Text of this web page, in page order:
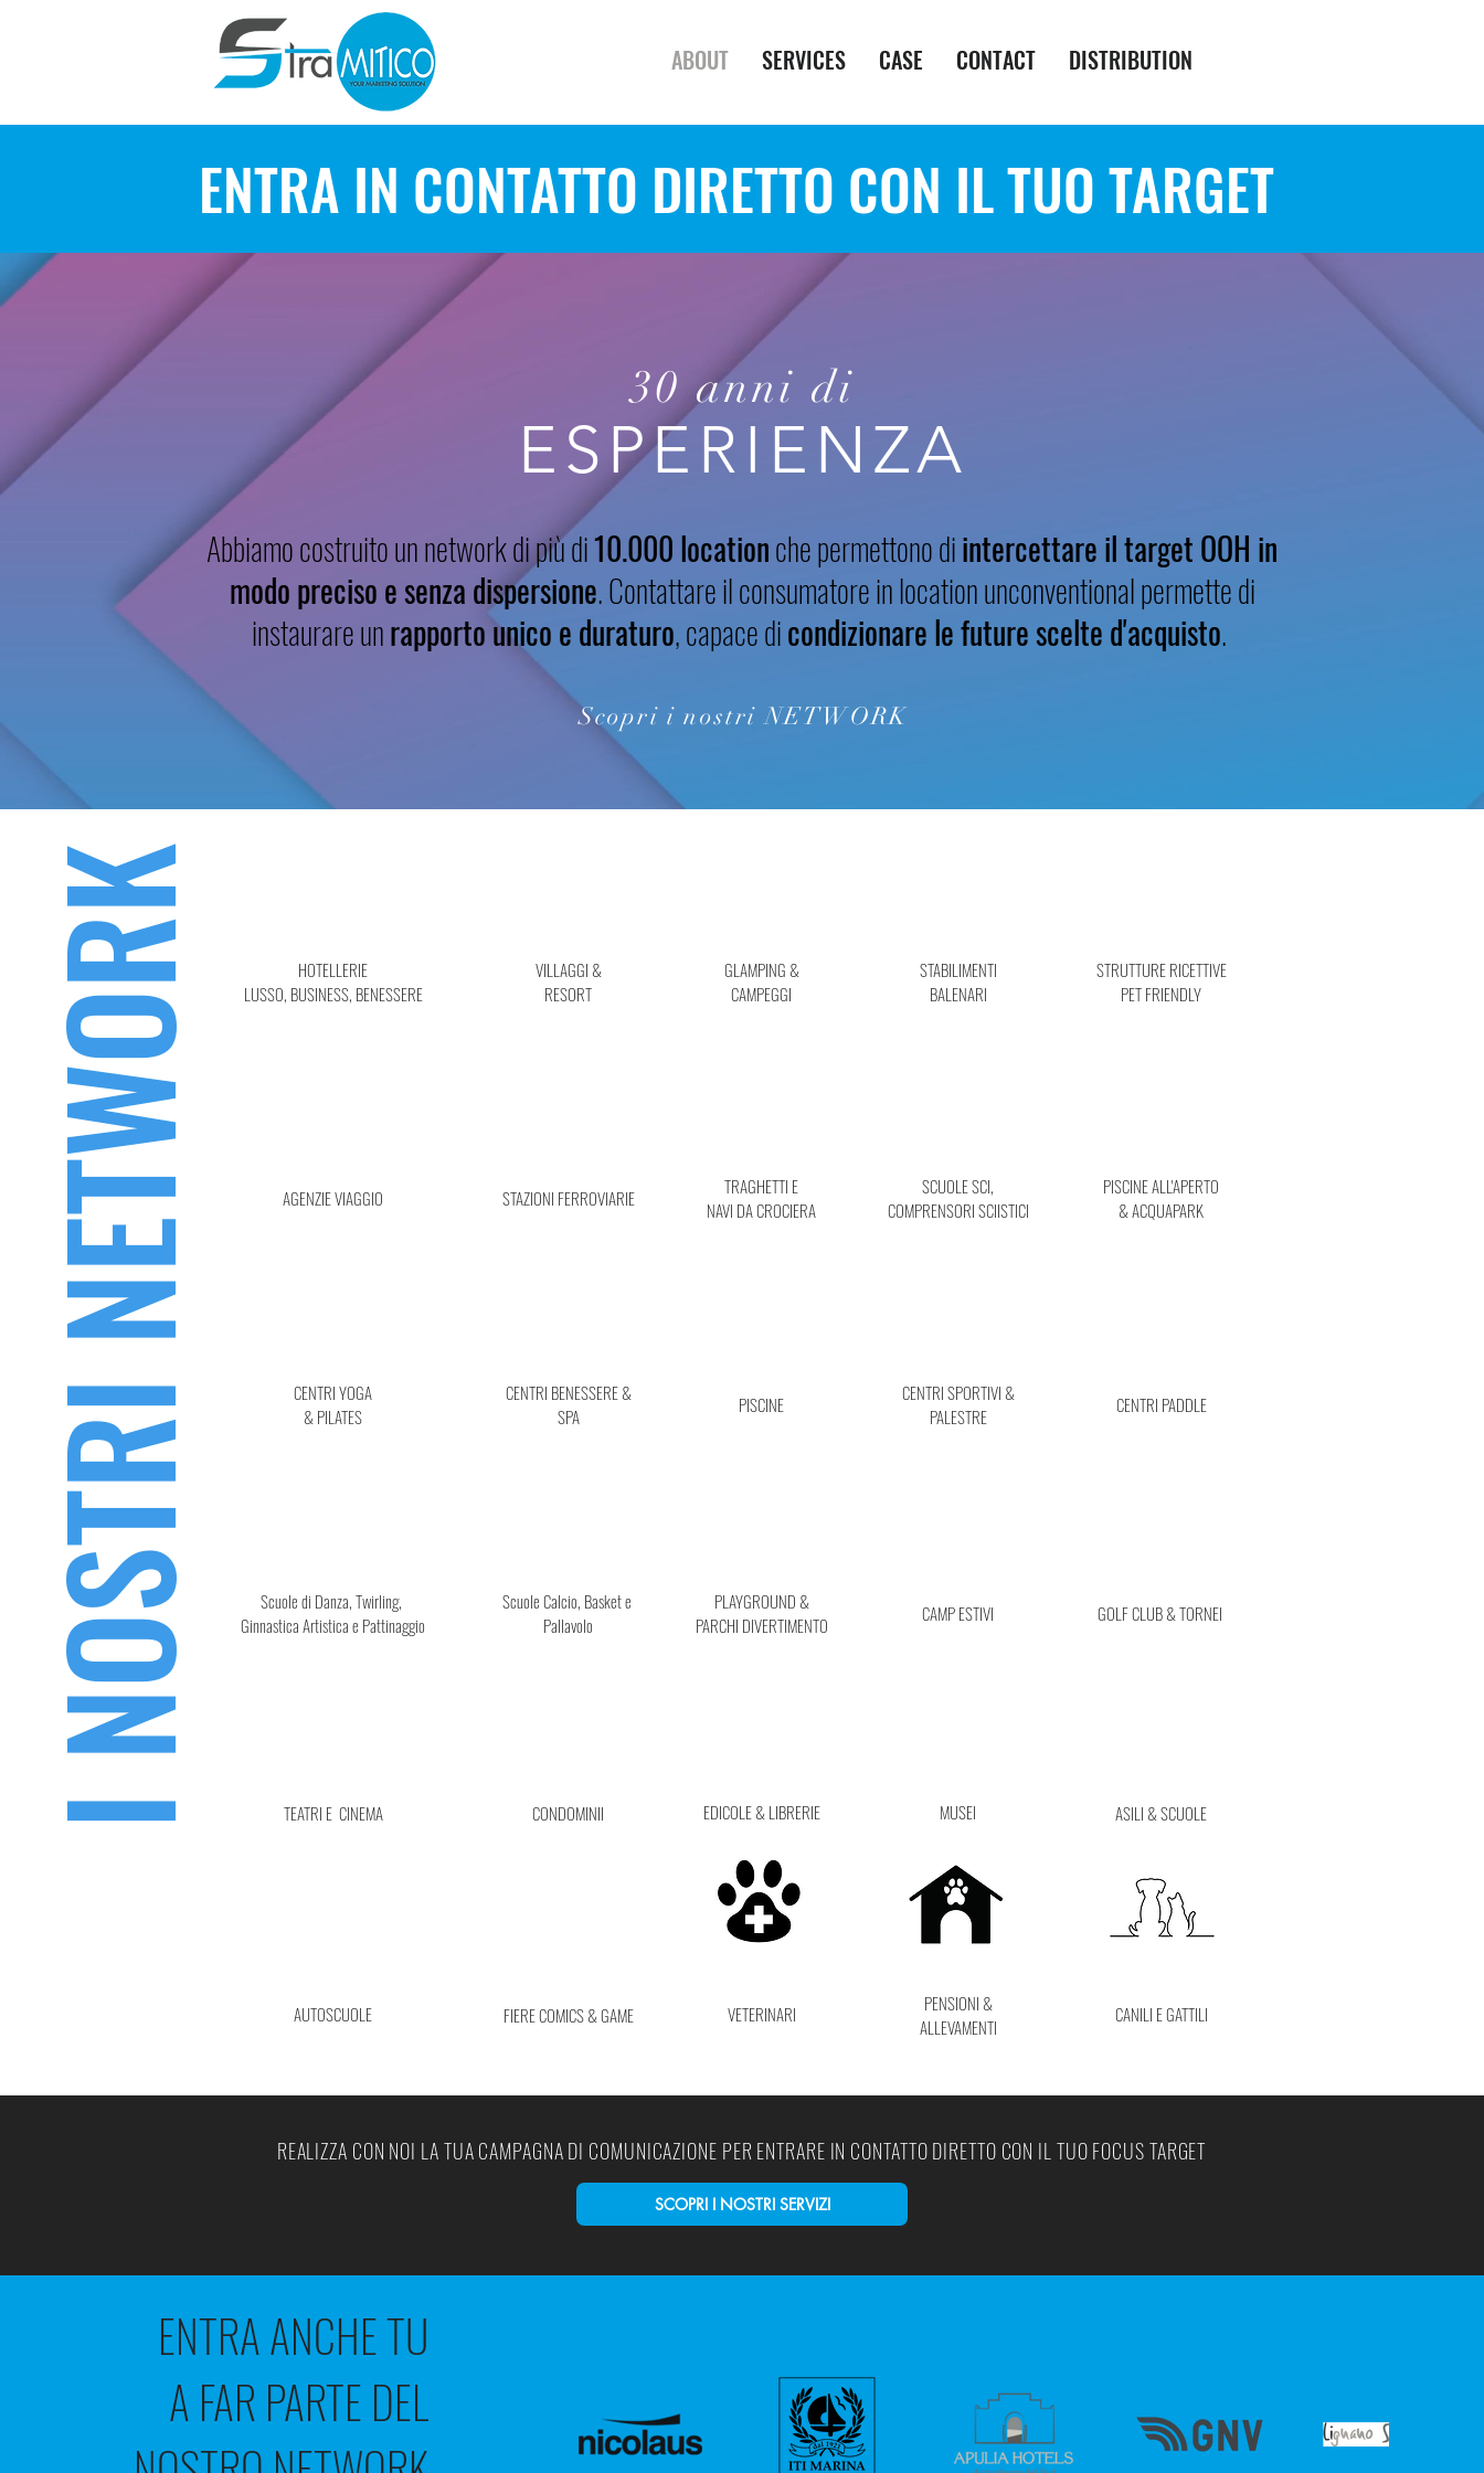
ABOUT SERVICES CASE CONTACT DISTRIBUTION
ENTRA IN CONTATTO DIRETTO CON IL TUO TARGET
30 anni di
ESPERIENZA
Abbiamo costruito un network di più di10.000 locationche permettono diintercettare il target OOH in
modo preciso e senza dispersione. Contattare il consumatore in location unconventional permette di
instaurare unrapporto unico e duraturo, capace dicondizionare le future scelte d'acquisto.
Scopri i nostri NETWORK
HOTELLERIE
LUSSO, BUSINESS, BENESSERE
VILLAGGI &
RESORT
GLAMPING &
CAMPEGGI
AGENZIE VIAGGIO STAZIONI FERROVIARIE
TRAGHETTI E
NAVI DA CROCIERA
I NOSTRI NETWORK
CENTRI YOGA
& PILATES
CENTRI BENESSERE &
SPA
PISCINE
Scuole di Danza, Twirling,
Ginnastica Artistica e Pattinaggio
TEATRI E CINEMA
AUTOSCUOLE
Scuole Calcio, Basket e
Pallavolo
CONDOMINII
FIERE COMICS & GAME
PLAYGROUND &
PARCHI DIVERTIMENTO
EDICOLE & LIBRERIE
VETERINARI
STABILIMENTI
BALENARI
SCUOLE SCI,
COMPRENSORI SCIISTICI
CENTRI SPORTIVI &
PALESTRE
CAMP ESTIVI
MUSEI
PENSIONI &
ALLEVAMENTI
STRUTTURE RICETTIVE
PET FRIENDLY
PISCINE ALL'APERTO
& ACQUAPARK
CENTRI PADDLE
GOLF CLUB & TORNEI
ASILI & SCUOLE
CANILI E GATTILI
REALIZZA CON NOI LA TUA CAMPAGNA DI COMUNICAZIONE PER ENTRARE IN CONTATTO DIRETTO CON IL TUO FOCUS TARGET
SCOPRI I NOSTRI SERVIZI
ENTRA ANCHE TU
A FAR PARTE DEL